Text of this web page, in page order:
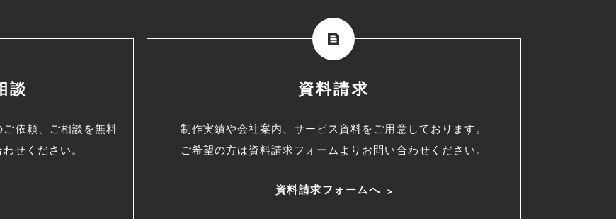
談
依頼、
ご相談を無料
せください。
資料請求
制作実績や会社案内、サービス資料をご用意しております。
ご希望の方は資料請求フォームよりお問い合わせください。
資料請求フォームへ